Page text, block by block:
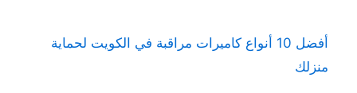
أفضل 10 أنواع كاميرات مراقبة في الكويت لحماية
منزلك